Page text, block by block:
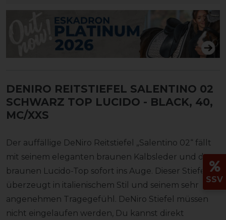
DENIRO REITSTIEFEL SALENTINO 02
SCHWARZ TOP LUCIDO - BLACK, 40,
MC/XXS
Der auffällige DeNiro Reitstiefel „Salentino 02“ fällt
mit seinem eleganten braunen Kalbsleder und dem
braunen Lucido-Top sofort ins Auge. Dieser Stiefel
überzeugt in italienischem Stil und seinem sehr
angenehmen Tragegefühl. DeNiro Stiefel müssen
nicht eingelaufen werden, Du kannst direkt
SSV